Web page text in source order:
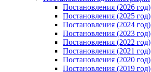
Постановления (2026 год)
Постановления (2025 год)
Постановления (2024 год)
Постановления (2023 год)
Постановления (2022 год)
Постановления (2021 год)
Постановления (2020 год)
Постановления (2019 год)